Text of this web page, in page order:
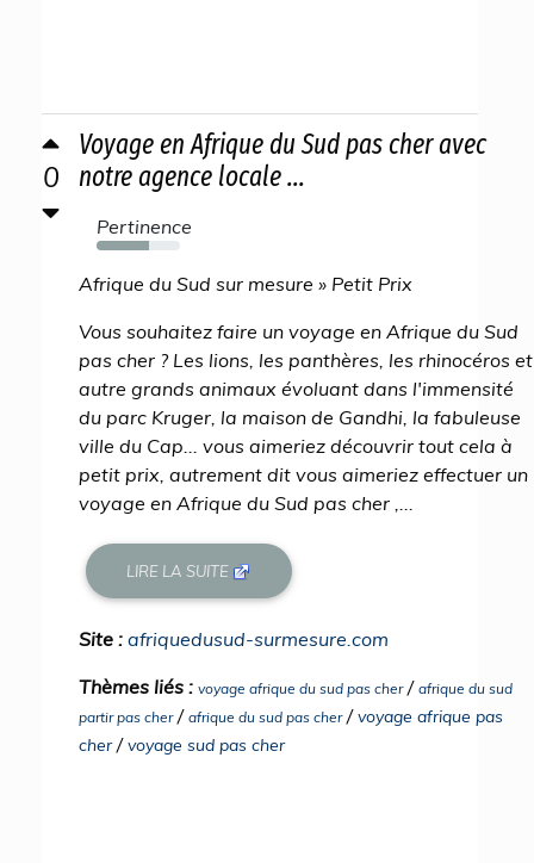
0
Voyage en Afrique du Sud pas cher avec
notre agence locale ...
Pertinence
63%
Afrique du Sud sur mesure » Petit Prix
Vous souhaitez faire un voyage en Afrique du Sud
pas cher ? Les lions, les panthères, les rhinocéros et
autre grands animaux évoluant dans l'immensité
du parc Kruger, la maison de Gandhi, la fabuleuse
ville du Cap... vous aimeriez découvrir tout cela à
petit prix, autrement dit vous aimeriez effectuer un
voyage en Afrique du Sud pas cher ,...
LIRE LA SUITE
Site : afriquedusud-surmesure.com
Thèmes liés : voyage afrique du sud pas cher/ afrique du sud
partir pas cher/ afrique du sud pas cher/voyage afrique pas
cher/voyage sud pas cher